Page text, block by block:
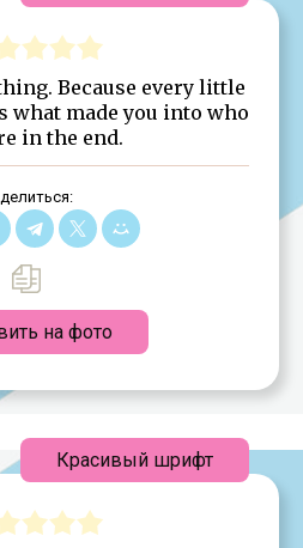
Because every little
what made you into who
in the end.
на фото
Красивый шрифт